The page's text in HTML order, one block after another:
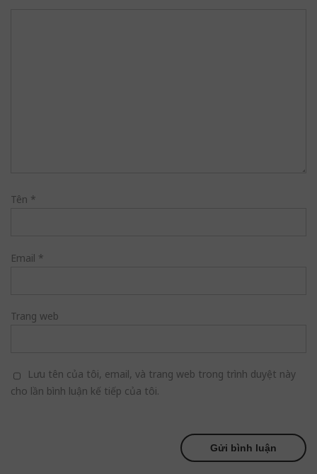
Tên *
Email *
Trang web
Lưu tên của tôi, email, và trang web trong trình duyệt này
cho lần bình luận kế tiếp của tôi.